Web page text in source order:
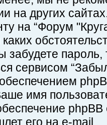
на других
на “Форум
пароль,
сервисом
имя
его на e-mail.